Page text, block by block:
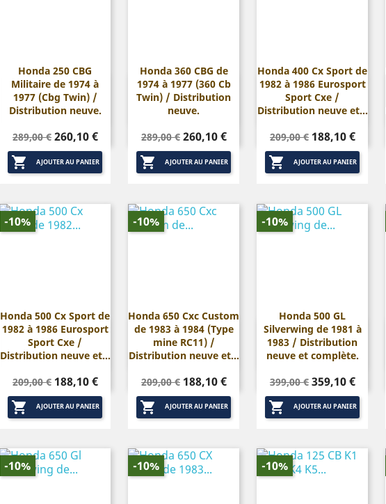
Honda 250 CBG
Militaire de 1974 à
1977 (Cbg Twin) /
Distribution neuve.
Prix
de
base
289,00 € Prix
260,10 €
 AJOUTER AU PANIER
Aperçu rapide
Honda 360 CBG de
1974 à 1977 (360 Cb
Twin) / Distribution
neuve.
Prix
de
base
289,00 € Prix
260,10 €
 AJOUTER AU PANIER
Aperçu rapide
Honda 400 Cx Sport de
1982 à 1986 Eurosport
Sport Cxe /
Distribution neuve et...
Prix
de
base
209,00 € Prix
188,10 €
 AJOUTER AU PANIER
Aperçu rapide
Honda 500 Cx Sport de
1982 à 1986 Eurosport
Sport Cxe /
Distribution neuve et...
Prix
de
base
209,00 € Prix
188,10 €
 AJOUTER AU PANIER
-10%
Aperçu rapide
Honda 650 Cxc Custom
de 1983 à 1984 (Type
mine RC11) /
Distribution neuve et...
Prix
de
base
209,00 € Prix
188,10 €
 AJOUTER AU PANIER
-10%
Aperçu rapide
Honda 500 GL
Silverwing de 1981 à
1983 / Distribution
neuve et complète.
Prix
de
base
399,00 € Prix
359,10 €
 AJOUTER AU PANIER
-10%
Aperçu rapide
-10% -10% -10%